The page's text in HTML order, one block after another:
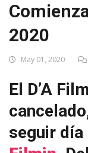
2020
May 01, 2020
El D’A
seguir día